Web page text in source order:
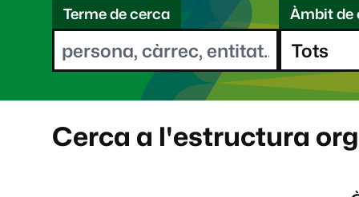
l
e
o
t
eTerme de cerca Àmbit de
Cerca a l'estructura